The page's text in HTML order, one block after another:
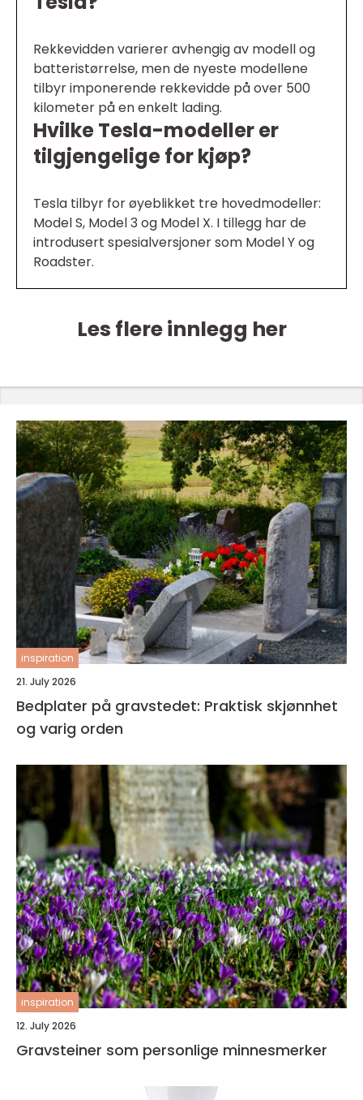
Rekkevidden varierer avhengig av modell og
batteristørrelse, men de nyeste modellene
tilbyr imponerende rekkevidde på over 500
kilometer på en enkelt lading.
Hvilke Tesla-modeller er
tilgjengelige for kjøp?
Tesla tilbyr for øyeblikket tre hovedmodeller:
Model S, Model 3 og Model X. I tillegg har de
introdusert spesialversjoner som Model Y og
Roadster.
Les flere innlegg her
inspiration
21. July 2026
Bedplater på gravstedet: Praktisk skjønnhet
og varig orden
inspiration
12. July 2026
Gravsteiner som personlige minnesmerker